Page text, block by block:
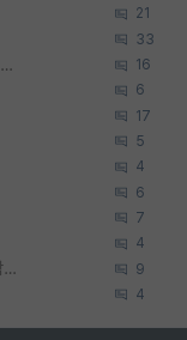
21
33
박사진학하기에 2억은 괜찮은 (?) 정도의 경제력인가요 16
6
17
5
4
6
7
4
우리나라도 학구 열풍보면 Higher Doctorate 학위가 필요하다고 봅니다. 9
4